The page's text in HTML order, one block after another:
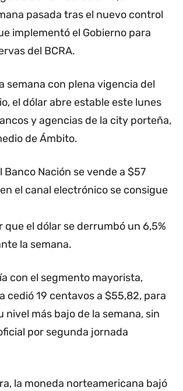
pasada tras el nuevo control
implementó el Gobierno para
del BCRA.
semana con plena vigencia del
el dólar abre estable este lunes
y agencias de la city porteña,
de Ámbito.
Banco Nación se vende a $57
el canal electrónico se consigue
que el dólar se derrumbó un 6,5%
la semana.
con el segmento mayorista,
cedió 19 centavos a $55,82, para
nivel más bajo de la semana, sin
por segunda jornada
la moneda norteamericana bajó